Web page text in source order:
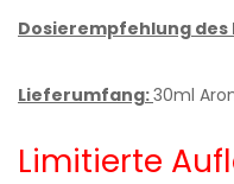
Dosierempfehlung des
Lieferumfang:30ml
Limitierte